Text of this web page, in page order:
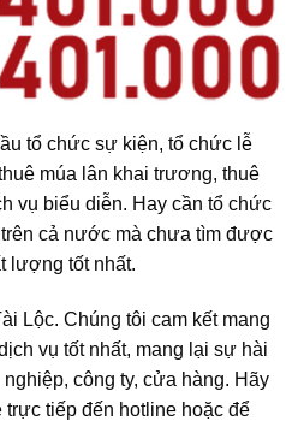
tổ chức sự kiện, tổ chức lễ
múa lân khai trương, thuê
vụ biểu diễn. Hay cần tổ chức
cả nước mà chưa tìm được
lượng tốt nhất.
Lộc. Chúng tôi cam kết mang
vụ tốt nhất, mang lại sự hài
công ty, cửa hàng. Hãy
tiếp đến hotline hoặc để